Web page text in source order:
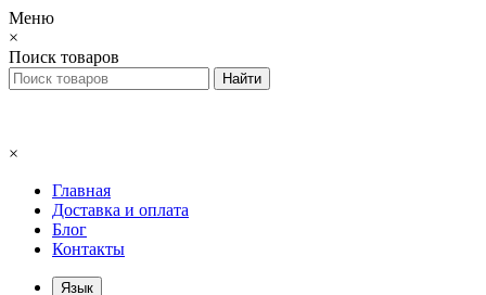
Меню
×
Поиск товаров
×
Главная
Доставка и оплата
Блог
Контакты
Язык